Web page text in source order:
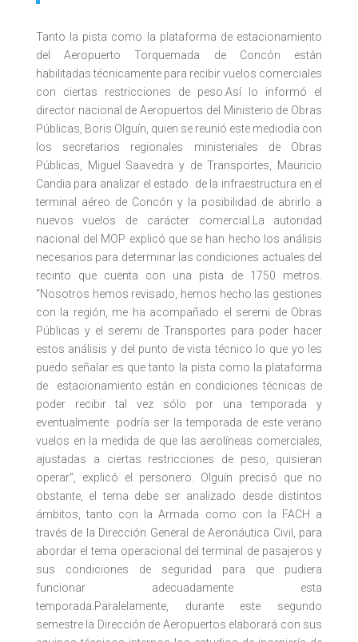
Tanto la pista como la plataforma de estacionamiento
del Aeropuerto Torquemada de Concón están
habilitadas técnicamente para recibir vuelos comerciales
con ciertas restricciones de peso.Así lo informó el
director nacional de Aeropuertos del Ministerio de Obras
Públicas, Boris Olguín, quien se reunió este mediodía con
los secretarios regionales ministeriales de Obras
Públicas, Miguel Saavedra y de Transportes, Mauricio
Candia para analizar el estado de la infraestructura en el
terminal aéreo de Concón y la posibilidad de abrirlo a
nuevos vuelos de carácter comercial.La autoridad
nacional del MOP explicó que se han hecho los análisis
necesarios para determinar las condiciones actuales del
recinto que cuenta con una pista de 1750 metros.
“Nosotros hemos revisado, hemos hecho las gestiones
con la región, me ha acompañado el seremi de Obras
Públicas y el seremi de Transportes para poder hacer
estos análisis y del punto de vista técnico lo que yo les
puedo señalar es que tanto la pista como la plataforma
de estacionamiento están en condiciones técnicas de
poder recibir tal vez sólo por una temporada y
eventualmente podría ser la temporada de este verano
vuelos en la medida de que las aerolíneas comerciales,
ajustadas a ciertas restricciones de peso, quisieran
operar”, explicó el personero. Olguín precisó que no
obstante, el tema debe ser analizado desde distintos
ámbitos, tanto con la Armada como con la FACH a
través de la Dirección General de Aeronáutica Civil, para
abordar el tema operacional del terminal de pasajeros y
sus condiciones de seguridad para que pudiera
funcionar adecuadamente esta
temporada.Paralelamente, durante este segundo
semestre la Dirección de Aeropuertos elaborará con sus